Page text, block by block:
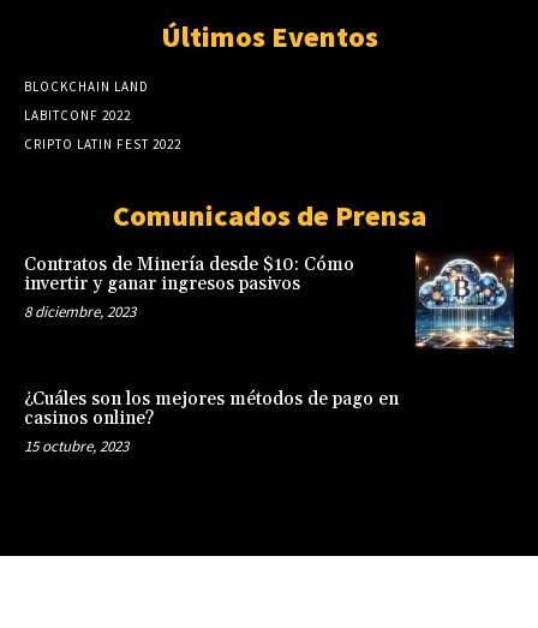
Últimos Eventos
BLOCKCHAIN LAND
LABITCONF 2022
CRIPTO LATIN FEST 2022
Comunicados de Prensa
Contratos de Minería desde $10: Cómo
invertir y ganar ingresos pasivos
8 diciembre, 2023
¿Cuáles son los mejores métodos de pago en
casinos online?
15 octubre, 2023